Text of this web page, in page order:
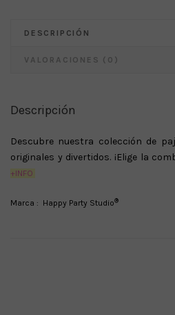
DESCRIPCIÓN
VALORACIONES (0)
Descripción
Descubre nuestra colección de
originales y divertidos. ¡Elige la
+INFO
Marca : Happy Party Studio®